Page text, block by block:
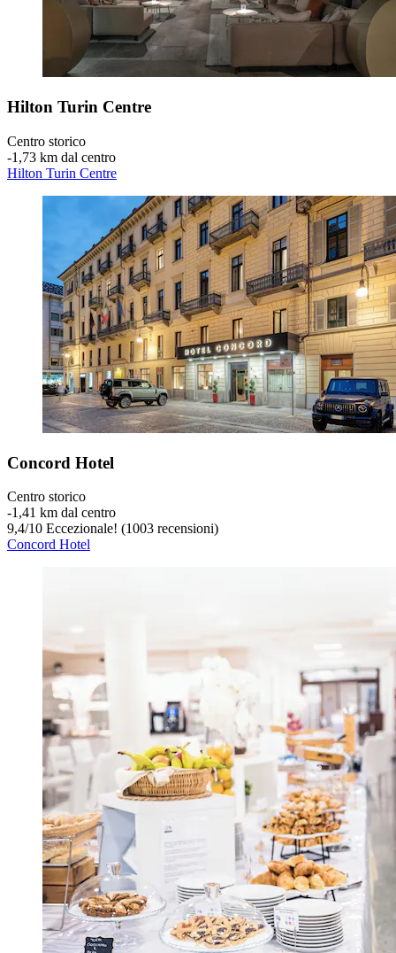
Hilton Turin Centre
Centro storico
‐1,73 km dal centro
Hilton Turin Centre
Concord Hotel
Centro storico
‐1,41 km dal centro
9,4/10 Eccezionale! (1003 recensioni)
Concord Hotel